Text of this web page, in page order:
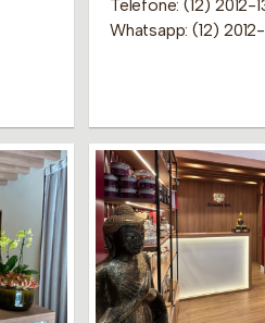
Telefone: (12) 2012-
Whatsapp: (12)